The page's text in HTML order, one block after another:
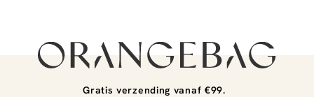
Gratis verzending vanaf €99.